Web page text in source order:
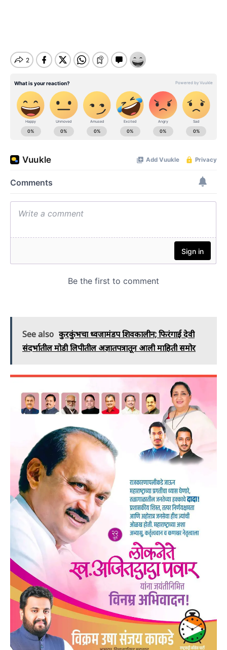
See also कुरकुंभचा ध्वजामंडप शिवकालीन; फिरंगाई देवी
संदर्भातील मोडी लिपीतील अज्ञातपत्रातून आली माहिती समोर